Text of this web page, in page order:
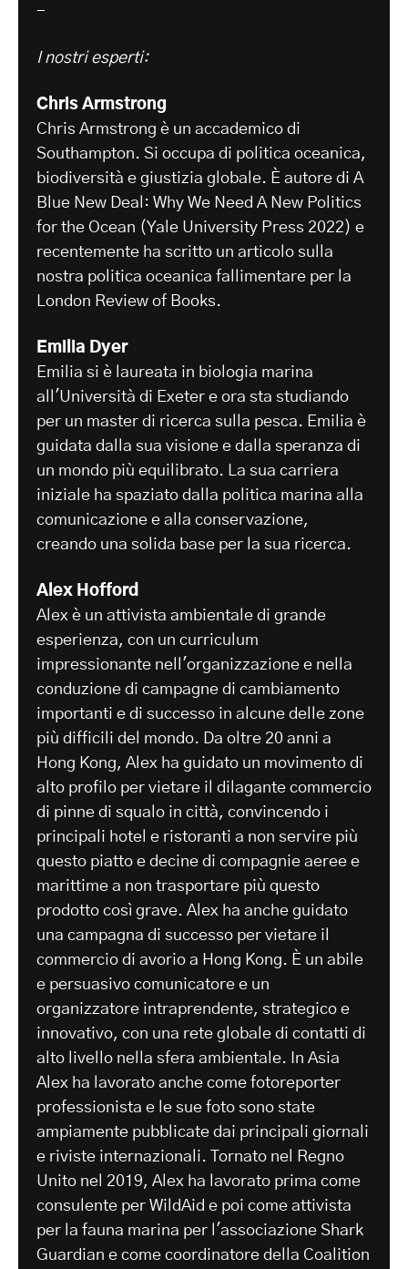
-
I nostri esperti:
Chris Armstrong
Chris Armstrong è un accademico di
Southampton. Si occupa di politica oceanica,
biodiversità e giustizia globale. È autore di A
Blue New Deal: Why We Need A New Politics
for the Ocean (Yale University Press 2022) e
recentemente ha scritto un articolo sulla
nostra politica oceanica fallimentare per la
London Review of Books.
Emilia Dyer
Emilia si è laureata in biologia marina
all'Università di Exeter e ora sta studiando
per un master di ricerca sulla pesca. Emilia è
guidata dalla sua visione e dalla speranza di
un mondo più equilibrato. La sua carriera
iniziale ha spaziato dalla politica marina alla
comunicazione e alla conservazione,
creando una solida base per la sua ricerca.
Alex Hofford
Alex è un attivista ambientale di grande
esperienza, con un curriculum
impressionante nell'organizzazione e nella
conduzione di campagne di cambiamento
importanti e di successo in alcune delle zone
più difficili del mondo. Da oltre 20 anni a
Hong Kong, Alex ha guidato un movimento di
alto profilo per vietare il dilagante commercio
di pinne di squalo in città, convincendo i
principali hotel e ristoranti a non servire più
questo piatto e decine di compagnie aeree e
marittime a non trasportare più questo
prodotto così grave. Alex ha anche guidato
una campagna di successo per vietare il
commercio di avorio a Hong Kong. È un abile
e persuasivo comunicatore e un
organizzatore intraprendente, strategico e
innovativo, con una rete globale di contatti di
alto livello nella sfera ambientale. In Asia
Alex ha lavorato anche come fotoreporter
professionista e le sue foto sono state
ampiamente pubblicate dai principali giornali
e riviste internazionali. Tornato nel Regno
Unito nel 2019, Alex ha lavorato prima come
consulente per WildAid e poi come attivista
per la fauna marina per l'associazione Shark
Guardian e come coordinatore della Coalition